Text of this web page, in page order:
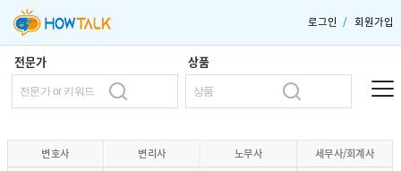
로그인 / 회원가입
전문가 상품
변호사 변리사 노무사
세무사/회계사